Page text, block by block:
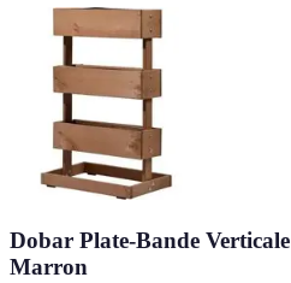
Dobar Plate-Bande
Marron